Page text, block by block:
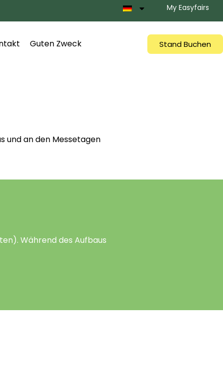
My Easyfairs
Guten Zweck Stand Buchen
und an den Messetagen
Während des Aufbaus